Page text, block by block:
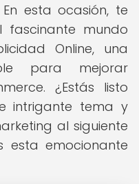
esta ocasión, te
fascinante mundo
Online, una
para mejorar
¿Estás listo
intrigante tema y
al siguiente
esta emocionante